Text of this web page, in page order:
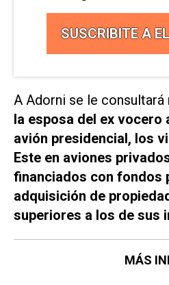
SUSCRIBITE A
A Adorni se le
la esposa del ex vocero
avión presidencial, los
Este en aviones
financiados con fondos
adquisición de
superiores a los de sus
MÁS